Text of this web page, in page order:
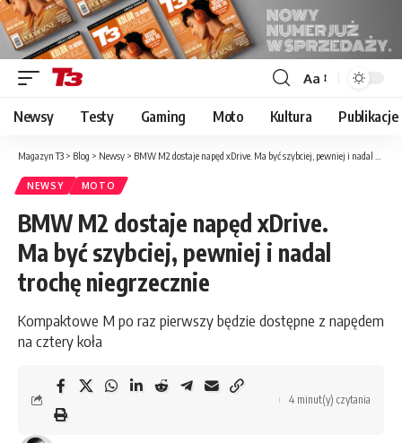
Font
Resizer
Aa
Newsy Testy Gaming Moto Kultura Publikacje
Magazyn T3 > Blog > Newsy > BMW M2 dostaje napęd xDrive. Ma być szybciej, pewniej i nadal trochę niegrzecznie
NEWSY MOTO
BMW M2 dostaje napęd xDrive.
Ma być szybciej, pewniej i nadal
trochę niegrzecznie
Kompaktowe M po raz pierwszy będzie dostępne z napędem
na cztery koła
4 minut(y) czytania